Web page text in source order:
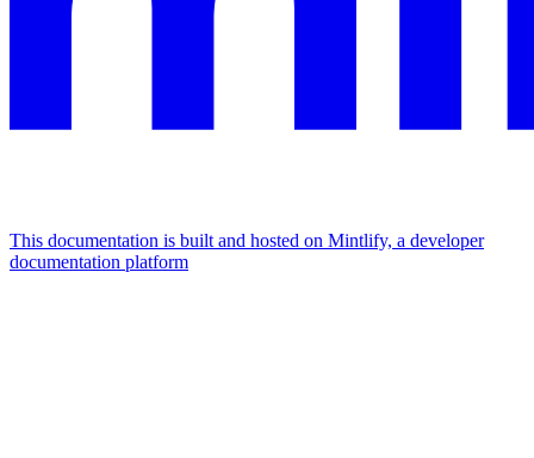
This documentation is built and hosted on Mintlify, a developer
documentation platform